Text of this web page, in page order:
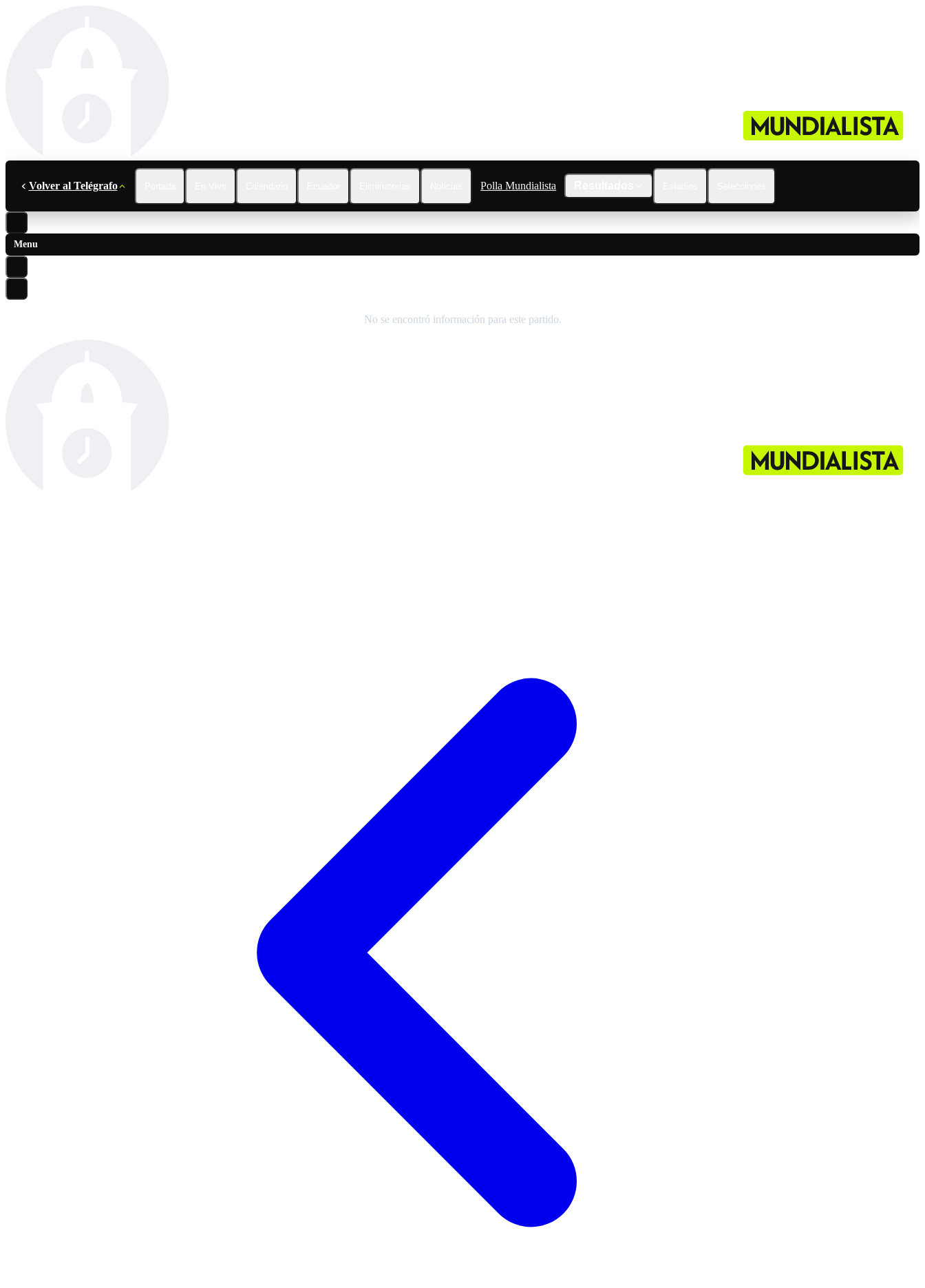
Volver al Telégrafo Polla Mundialista
Menu
No se encontró información para este partido.